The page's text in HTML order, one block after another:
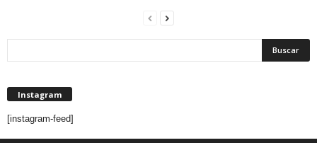
Instagram
[instagram-feed]